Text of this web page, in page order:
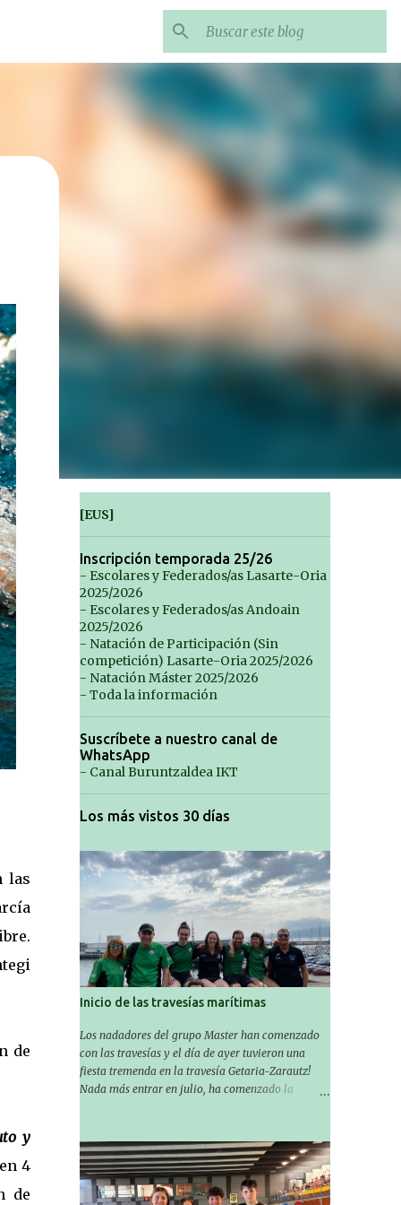
las
de
y
4
de
[EUS]
Inscripción temporada 25/26
- Escolares y Federados/as Lasarte-Oria
2025/2026
- Escolares y Federados/as Andoain
2025/2026
- Natación de Participación (Sin
competición) Lasarte-Oria 2025/2026
- Natación Máster 2025/2026
- Toda la información
Suscríbete a nuestro canal de
WhatsApp
- Canal Buruntzaldea IKT
Los más vistos 30 días
Inicio de las travesías marítimas
Los nadadores del grupo Master han comenzado
con las travesías y el día de ayer tuvieron una
fiesta tremenda en la travesía Getaria-Zarautz!
Nada más entrar en julio, ha comenzado la
Masters de nuestro equipo! En esta ocasión han
empezado a participar más tarde, pero ya han
estado en tres citas y están muy contentos,
esperando la fecha de su próxima cita. Para